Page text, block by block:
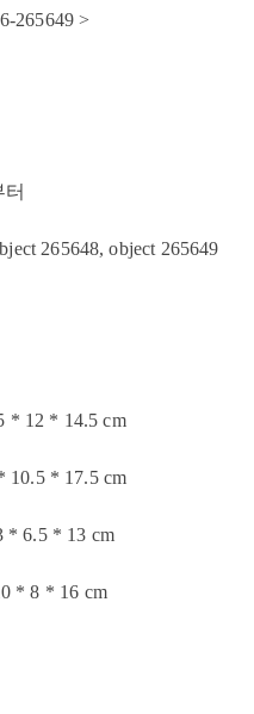
265649 >
터
265648, object 265649
* 12 * 14.5 cm
10.5 * 17.5 cm
* 6.5 * 13 cm
* 8 * 16 cm